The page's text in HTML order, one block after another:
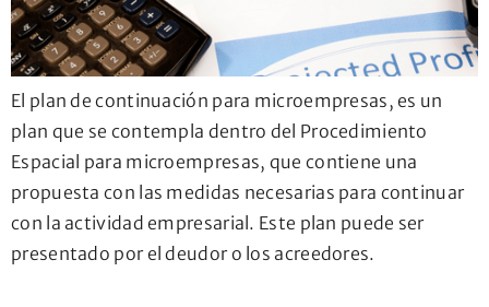
El plan de continuación para microempresas, es un
plan que se contempla dentro del Procedimiento
Espacial para microempresas, que contiene una
propuesta con las medidas necesarias para continuar
con la actividad empresarial. Este plan puede ser
presentado por el deudor o los acreedores.